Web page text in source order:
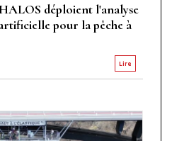
déploient l'analyse
pour la pêche à
Lire